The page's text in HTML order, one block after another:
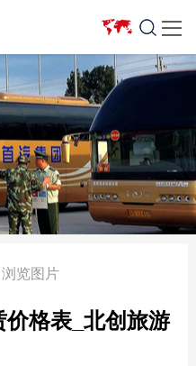

浏览图片
格表_北创旅游